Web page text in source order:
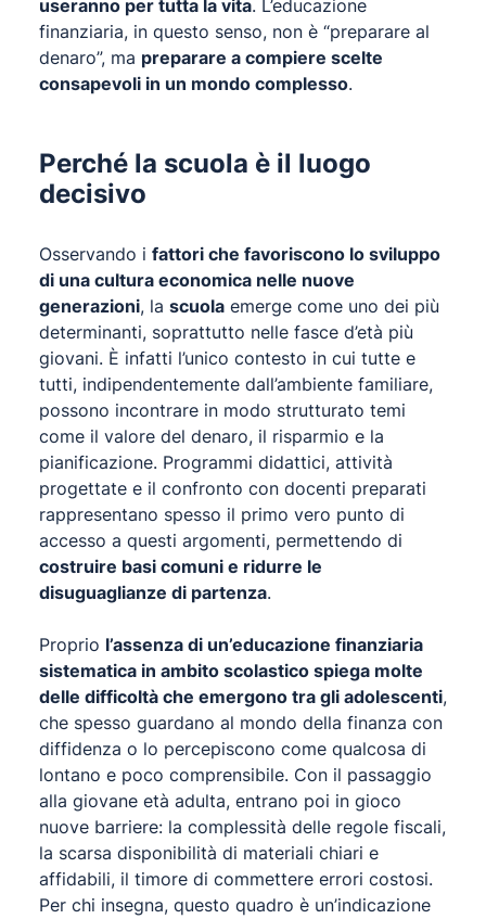
useranno per tutta la vita. L’educazione
finanziaria, in questo senso, non è “preparare al
denaro”, ma preparare a compiere scelte
consapevoli in un mondo complesso.
Perché la scuola è il luogo
decisivo
Osservando i fattori che favoriscono lo sviluppo
di una cultura economica nelle nuove
generazioni, la scuola emerge come uno dei più
determinanti, soprattutto nelle fasce d’età più
giovani. È infatti l’unico contesto in cui tutte e
tutti, indipendentemente dall’ambiente familiare,
possono incontrare in modo strutturato temi
come il valore del denaro, il risparmio e la
pianificazione. Programmi didattici, attività
progettate e il confronto con docenti preparati
rappresentano spesso il primo vero punto di
accesso a questi argomenti, permettendo di
costruire basi comuni e ridurre le
disuguaglianze di partenza.
Proprio l’assenza di un’educazione finanziaria
sistematica in ambito scolastico spiega molte
delle difficoltà che emergono tra gli adolescenti,
che spesso guardano al mondo della finanza con
diffidenza o lo percepiscono come qualcosa di
lontano e poco comprensibile. Con il passaggio
alla giovane età adulta, entrano poi in gioco
nuove barriere: la complessità delle regole fiscali,
la scarsa disponibilità di materiali chiari e
affidabili, il timore di commettere errori costosi.
Per chi insegna, questo quadro è un’indicazione